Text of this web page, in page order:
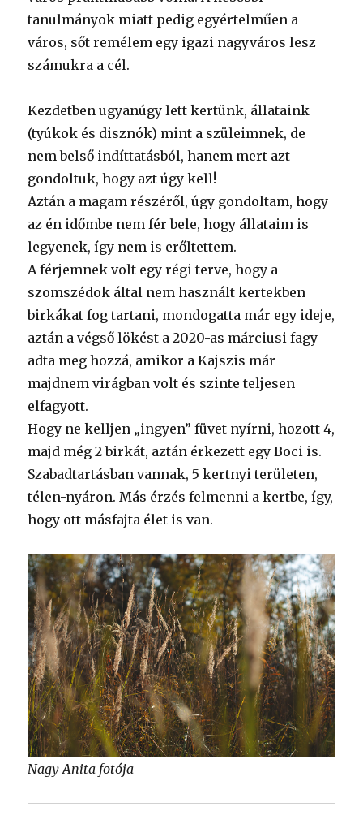
tanulmányok miatt pedig egyértelműen a
város, sőt remélem egy igazi nagyváros lesz
számukra a cél.
Kezdetben ugyanúgy lett kertünk, állataink
(tyúkok és disznók) mint a szüleimnek, de
nem belső indíttatásból, hanem mert azt
gondoltuk, hogy azt úgy kell!
Aztán a magam részéről, úgy gondoltam, hogy
az én időmbe nem fér bele, hogy állataim is
legyenek, így nem is erőltettem.
A férjemnek volt egy régi terve, hogy a
szomszédok által nem használt kertekben
birkákat fog tartani, mondogatta már egy ideje,
aztán a végső lökést a 2020-as márciusi fagy
adta meg hozzá, amikor a Kajszis már
majdnem virágban volt és szinte teljesen
elfagyott.
Hogy ne kelljen „ingyen” füvet nyírni, hozott 4,
majd még 2 birkát, aztán érkezett egy Boci is.
Szabadtartásban vannak, 5 kertnyi területen,
télen-nyáron. Más érzés felmenni a kertbe, így,
hogy ott másfajta élet is van.
Nagy Anita fotója